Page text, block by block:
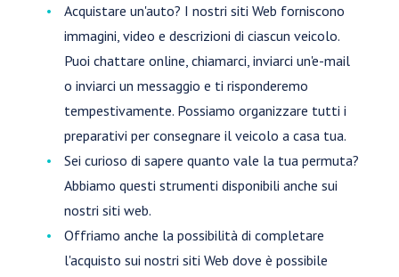
Acquistare un'auto? I nostri siti Web forniscono
immagini, video e descrizioni di ciascun veicolo.
Puoi chattare online, chiamarci, inviarci un'e-mail
o inviarci un messaggio e ti risponderemo
tempestivamente. Possiamo organizzare tutti i
preparativi per consegnare il veicolo a casa tua.
Sei curioso di sapere quanto vale la tua permuta?
Abbiamo questi strumenti disponibili anche sui
nostri siti web.
Offriamo anche la possibilità di completare
l'acquisto sui nostri siti Web dove è possibile